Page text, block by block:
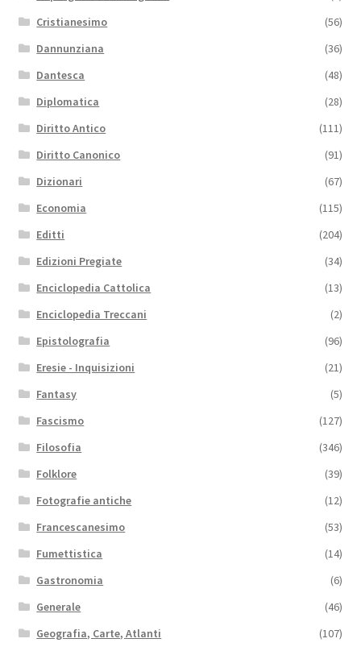
Cristianesimo
(56)
Dannunziana
(36)
Dantesca
(48)
Diplomatica
(28)
Diritto Antico
(111)
Diritto Canonico
(91)
Dizionari
(67)
Economia
(115)
Editti
(204)
Edizioni Pregiate
(34)
Enciclopedia Cattolica
(13)
Enciclopedia Treccani
(2)
Epistolografia
(96)
Eresie - Inquisizioni
(21)
Fantasy
(5)
Fascismo
(127)
Filosofia
(346)
Folklore
(39)
Fotografie antiche
(12)
Francescanesimo
(53)
Fumettistica
(14)
Gastronomia
(6)
Generale
(46)
Geografia, Carte, Atlanti
(107)